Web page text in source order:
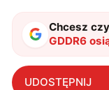
Chcesz
GDDR6
UDOSTĘPNIJ